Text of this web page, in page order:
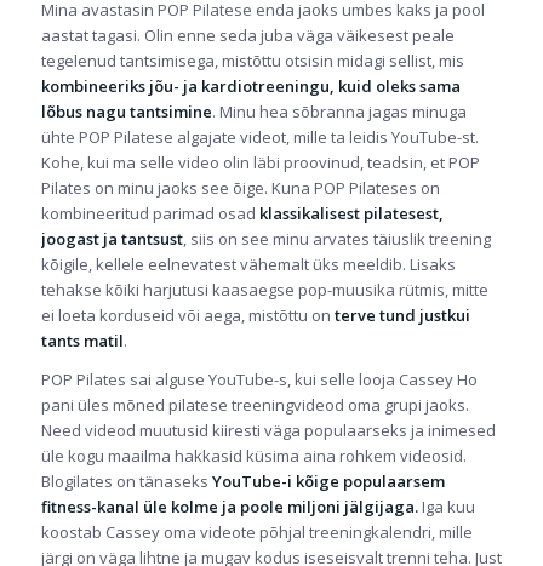
Mina avastasin POP Pilatese enda jaoks umbes kaks ja pool
aastat tagasi. Olin enne seda juba väga väikesest peale
tegelenud tantsimisega, mistõttu otsisin midagi sellist, mis
kombineeriks jõu- ja kardiotreeningu, kuid oleks sama
lõbus nagu tantsimine. Minu hea sõbranna jagas minuga
ühte POP Pilatese algajate videot, mille ta leidis YouTube-st.
Kohe, kui ma selle video olin läbi proovinud, teadsin, et POP
Pilates on minu jaoks see õige. Kuna POP Pilateses on
kombineeritud parimad osad klassikalisest pilatesest,
joogast ja tantsust, siis on see minu arvates täiuslik treening
kõigile, kellele eelnevatest vähemalt üks meeldib. Lisaks
tehakse kõiki harjutusi kaasaegse pop-muusika rütmis, mitte
ei loeta korduseid või aega, mistõttu on terve tund justkui
tants matil.
POP Pilates sai alguse YouTube-s, kui selle looja Cassey Ho
pani üles mõned pilatese treeningvideod oma grupi jaoks.
Need videod muutusid kiiresti väga populaarseks ja inimesed
üle kogu maailma hakkasid küsima aina rohkem videosid.
Blogilates on tänaseks YouTube-i kõige populaarsem
fitness-kanal üle kolme ja poole miljoni jälgijaga.Iga kuu
koostab Cassey oma videote põhjal treeningkalendri, mille
järgi on väga lihtne ja mugav kodus iseseisvalt trenni teha. Just